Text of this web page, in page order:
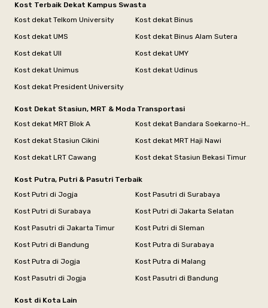
Kost Terbaik Dekat Kampus Swasta
Kost dekat Telkom University
Kost dekat Binus
Kost dekat UMS
Kost dekat Binus Alam Sutera
Kost dekat UII
Kost dekat UMY
Kost dekat Unimus
Kost dekat Udinus
Kost dekat President University
Kost Dekat Stasiun, MRT & Moda Transportasi
Kost dekat MRT Blok A
Kost dekat Bandara Soekarno-Hatta
Kost dekat Stasiun Cikini
Kost dekat MRT Haji Nawi
Kost dekat LRT Cawang
Kost dekat Stasiun Bekasi Timur
Kost Putra, Putri & Pasutri Terbaik
Kost Putri di Jogja
Kost Pasutri di Surabaya
Kost Putri di Surabaya
Kost Putri di Jakarta Selatan
Kost Pasutri di Jakarta Timur
Kost Putri di Sleman
Kost Putri di Bandung
Kost Putra di Surabaya
Kost Putra di Jogja
Kost Putra di Malang
Kost Pasutri di Jogja
Kost Pasutri di Bandung
Kost di Kota Lain